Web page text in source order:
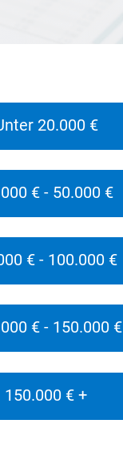
20.000 €
€ - 50.000 €
€ - 100.000 €
€ - 150.000 €
150.000 € +